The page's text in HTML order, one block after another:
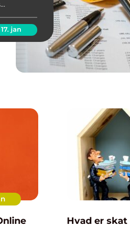
17. jan
Hvad er skat